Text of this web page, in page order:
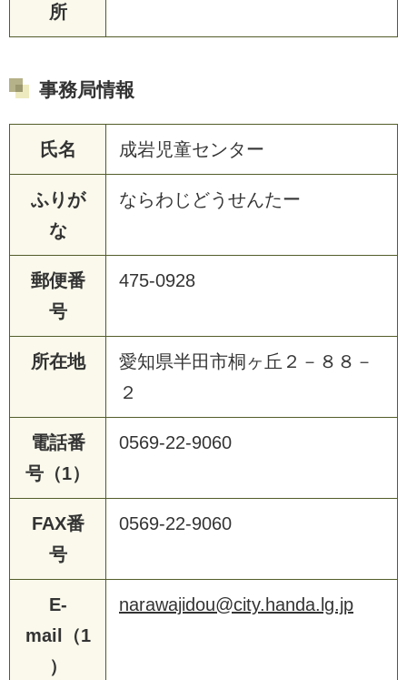
所
事務局情報
氏名 成岩児童センター
ふりが
な
ならわじどうせんたー
郵便番
号
475-0928
所在地
愛知県半田市桐ヶ丘２－８８－
２
電話番
号（1）
0569-22-9060
FAX番
号
0569-22-9060
E-
mail（1
）
narawajidou@city.handa.lg.jp